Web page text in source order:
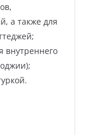
а также для
внутреннего